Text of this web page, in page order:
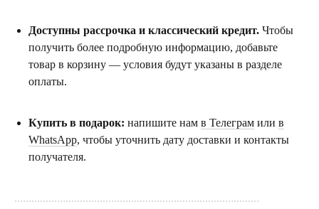
Доступны рассрочка и классический кредит. Чтобы
получить более подробную информацию, добавьте
товар в корзину — условия будут указаны в разделе
оплаты.
Купить в подарок: напишите нам в Телеграм или в
WhatsApp, чтобы уточнить дату доставки и контакты
получателя.
......................................................................................